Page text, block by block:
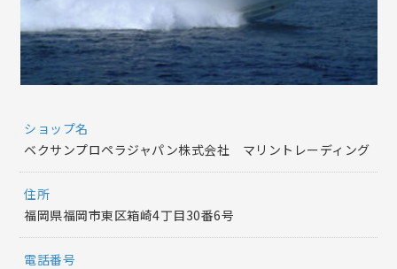
ショップ名
ベクサンプロペラジャパン株式会社 マリントレーディング
住所
福岡県福岡市東区箱崎4丁目30番6号
電話番号